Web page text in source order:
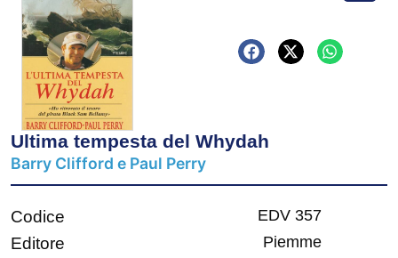
Ultima tempesta del Whydah
Barry Clifford e Paul Perry
Codice EDV 357
Editore Piemme